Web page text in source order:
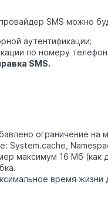
SMS можно
аутентификации;
по номеру
SMS.
ограничение на
System.cache,
максимум 16 Мб
время жизни